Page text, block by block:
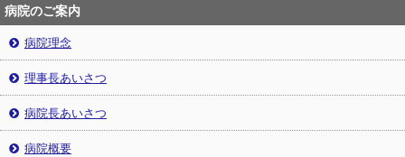
病院のご案内
病院理念
理事長あいさつ
病院長あいさつ
病院概要